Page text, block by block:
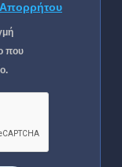
Απορρήτου
που